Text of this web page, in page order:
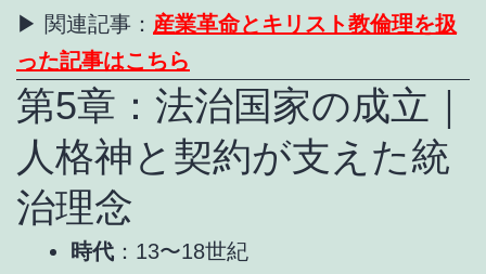
▶ 関連記事： 産業革命とキリスト教倫理を扱
った記事はこちら
第5章：法治国家の成立｜
人格神と契約が支えた統
治理念
時代 ：13〜18世紀